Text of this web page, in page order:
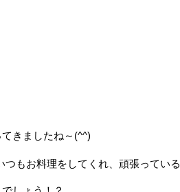
きましたね～(^^)
つもお料理をしてくれ、頑張っている